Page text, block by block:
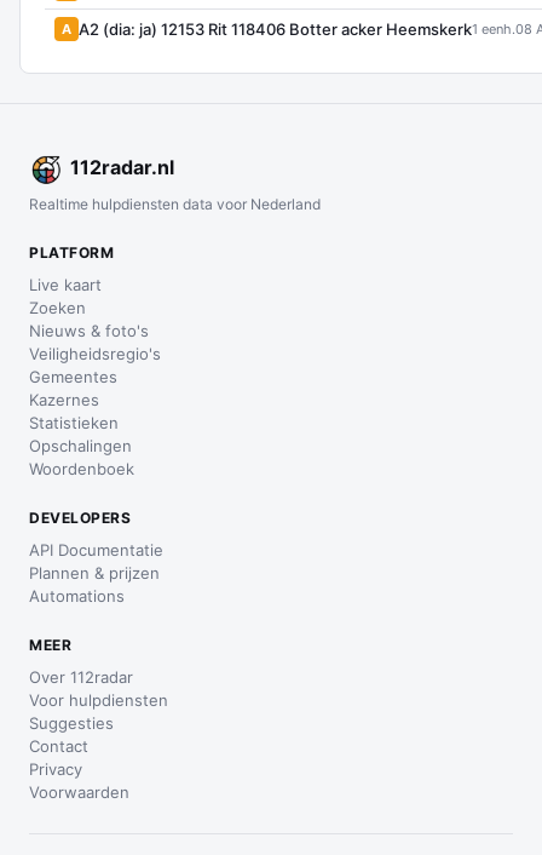
A A2 (dia: ja) 12153 Rit 118406 Botter acker Heemskerk1 eenh.08
112radar.nl
Realtime hulpdiensten data voor Nederland
PLATFORM
Live kaart
Zoeken
Nieuws & foto's
Veiligheidsregio's
Gemeentes
Kazernes
Statistieken
Opschalingen
Woordenboek
DEVELOPERS
API Documentatie
Plannen & prijzen
Automations
MEER
Over 112radar
Voor hulpdiensten
Suggesties
Contact
Privacy
Voorwaarden